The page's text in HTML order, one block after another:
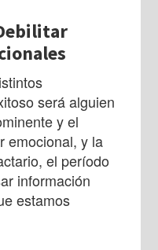
será alguien
y el
emocional, y la
el período
información
estamos